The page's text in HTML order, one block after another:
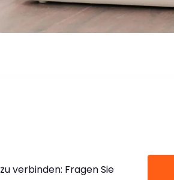
zu verbinden: Fragen Sie